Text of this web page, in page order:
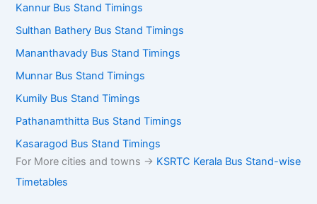
Kannur Bus Stand Timings
Sulthan Bathery Bus Stand Timings
Mananthavady Bus Stand Timings
Munnar Bus Stand Timings
Kumily Bus Stand Timings
Pathanamthitta Bus Stand Timings
Kasaragod Bus Stand Timings
For More cities and towns -> KSRTC Kerala Bus Stand-wise
Timetables